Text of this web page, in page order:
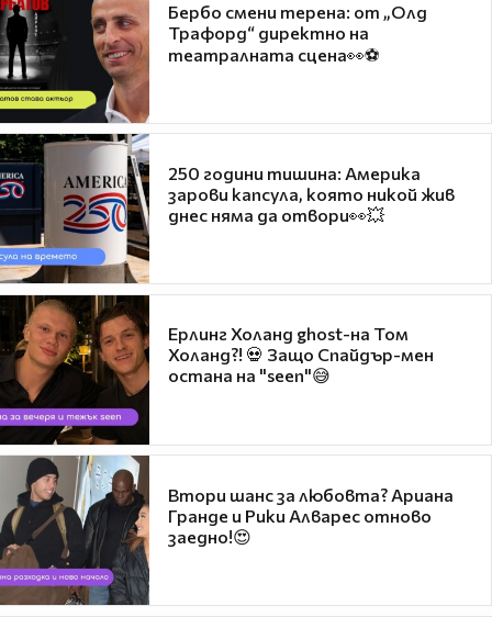
Бербо смени терена: от „Олд
Трафорд“ директно на
театралната сцена👀⚽
250 години тишина: Америка
зарови капсула, която никой жив
днес няма да отвори👀💥
Ерлинг Холанд ghost-на Том
Холанд?! 💀 Защо Спайдър-мен
остана на "seen"😅
Втори шанс за любовта? Ариана
Гранде и Рики Алварес отново
заедно!😍